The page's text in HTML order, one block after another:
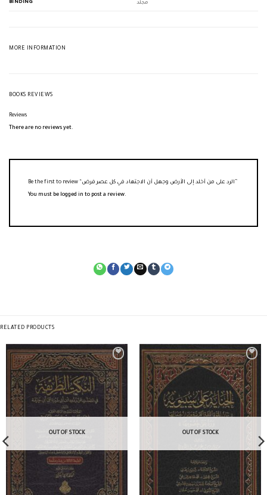
BINDING مجلد
MORE INFORMATION
BOOKS REVIEWS
Reviews
There are no reviews yet.
You must be logged in to post a review.
RELATED PRODUCTS
OUT OF STOCK OUT OF STOCK